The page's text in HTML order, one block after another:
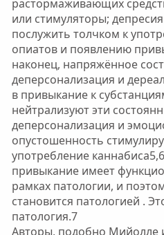
растормаживающих
или стимуляторы;
послужить толчком к
опиатов и появлению
наконец, напряжённое
деперсонализация и
в привыкание к
нейтрализуют эти
деперсонализация и
опустошенность
употребление
привыкание имеет
рамках патологии, и
становится патологией .
патология.7
Авторы, подобно Мийолле